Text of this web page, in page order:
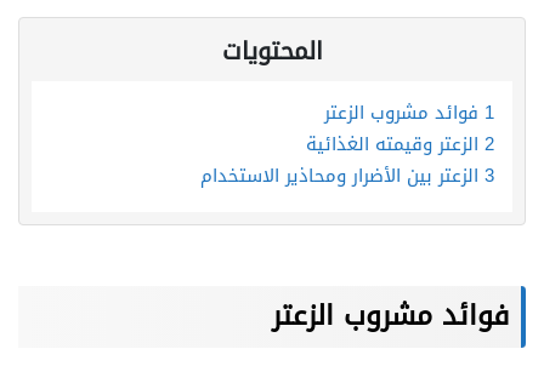
المحتويات
1 فوائد مشروب الزعتر
2 الزعتر وقيمته الغذائية
3 الزعتر بين الأضرار ومحاذير الاستخدام
فوائد مشروب الزعتر